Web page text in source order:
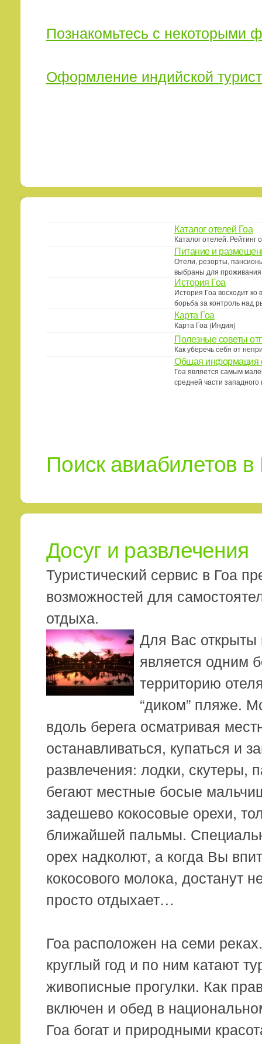
Познакомьтесь с некоторыми
Оформление индийской
Каталог отелей Гоа
Каталог отелей. Рейтинг
Питание и
Отели, резорты,
выбраны для
История Гоа
История Гоа восходит
борьба за контроль над
Карта Гоа
Карта Гоа (Индия)
Полезные советы
Как уберечь себя от
Общая информация
Гоа является самым
средней части
Поиск авиабилетов
Досуг и развлечения
Туристический сервис в Гоа
возможностей для
отдыха.
Для Вас
является одним
территорию
“диком” пляже.
вдоль берега осматривая
останавливаться, купаться и
развлечения: лодки,
бегают местные босые
задешево кокосовые орехи,
ближайшей пальмы.
орех надколют, а когда Вы
кокосового молока, достанут
просто отдыхает…
Гоа расположен на семи
круглый год и по ним катают
живописные прогулки. Как
включен и обед в
Гоа богат и природными